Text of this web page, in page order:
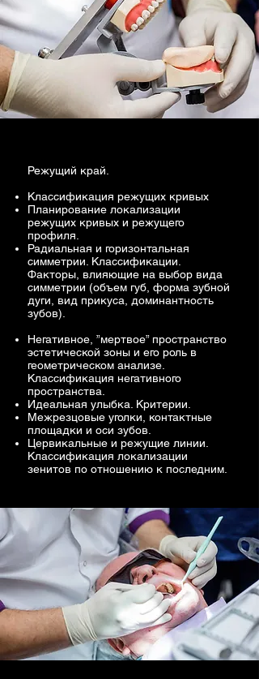
Режущий край.
Классификация режущих кривых
Планирование локализации
режущих кривых и режущего
профиля.
Радиальная и горизонтальная
симметрии. Классификации.
Факторы, влияющие на выбор вида
симметрии (объем губ, форма зубной
дуги, вид прикуса, доминантность
зубов).
Негативное, ”мертвое” пространство
эстетической зоны и его роль в
геометрическом анализе.
Классификация негативного
пространства.
Идеальная улыбка. Критерии.
Межрезцовые уголки, контактные
площадки и оси зубов.
Цервикальные и режущие линии.
Классификация локализации
зенитов по отношению к последним.